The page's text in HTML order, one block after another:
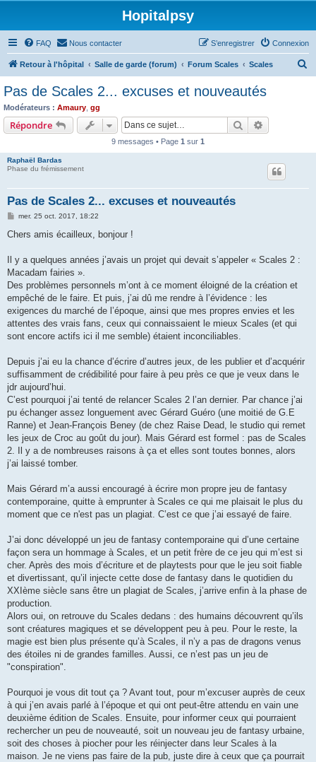
Hopitalpsy
FAQ Nous contacter Connexion
S’enregistrer
Retour à l'hôpital Salle de garde (forum) Forum Scales Scales
Pas de Scales 2... excuses et nouveautés
Modérateurs : Amaury gg
Répondre Rechercher
9 messages • Page 1 sur 1
Raphaël Bardas
Phase du frémissement
Pas de Scales 2... excuses et nouveautés
M
s
g
e
mer. 25 oct. 2017, 18:22
Chers amis écailleux, bonjour !
Il y a quelques années j’avais un projet qui devait s’appeler « Scales 2 :
Macadam fairies ».
Des problèmes personnels m’ont à ce moment éloigné de la création et
empêché de le faire. Et puis, j’ai dû me rendre à l’évidence : les
exigences du marché de l’époque, ainsi que mes propres envies et les
attentes des vrais fans, ceux qui connaissaient le mieux Scales (et qui
sont encore actifs ici il me semble) étaient inconciliables.
Depuis j’ai eu la chance d’écrire d’autres jeux, de les publier et d’acquérir
suffisamment de crédibilité pour faire à peu près ce que je veux dans le
jdr aujourd’hui.
C’est pourquoi j’ai tenté de relancer Scales 2 l’an dernier. Par chance j’ai
pu échanger assez longuement avec Gérard Guéro (une moitié de G.E
Ranne) et Jean-François Beney (de chez Raise Dead, le studio qui remet
les jeux de Croc au goût du jour). Mais Gérard est formel : pas de Scales
2. Il y a de nombreuses raisons à ça et elles sont toutes bonnes, alors
j’ai laissé tomber.
Mais Gérard m’a aussi encouragé à écrire mon propre jeu de fantasy
contemporaine, quitte à emprunter à Scales ce qui me plaisait le plus du
moment que ce n'est pas un plagiat. C’est ce que j’ai essayé de faire.
J’ai donc développé un jeu de fantasy contemporaine qui d’une certaine
façon sera un hommage à Scales, et un petit frère de ce jeu qui m’est si
cher. Après des mois d’écriture et de playtests pour que le jeu soit fiable
et divertissant, qu’il injecte cette dose de fantasy dans le quotidien du
XXIème siècle sans être un plagiat de Scales, j’arrive enfin à la phase de
production.
Alors oui, on retrouve du Scales dedans : des humains découvrent qu’ils
sont créatures magiques et se développent peu à peu. Pour le reste, la
magie est bien plus présente qu’à Scales, il n’y a pas de dragons venus
des étoiles ni de grandes familles. Aussi, ce n’est pas un jeu de
"conspiration".
Pourquoi je vous dit tout ça ? Avant tout, pour m’excuser auprès de ceux
à qui j’en avais parlé à l’époque et qui ont peut-être attendu en vain une
deuxième édition de Scales. Ensuite, pour informer ceux qui pourraient
rechercher un peu de nouveauté, soit un nouveau jeu de fantasy urbaine,
soit des choses à piocher pour les réinjecter dans leur Scales à la
maison. Je ne viens pas faire de la pub, juste dire à ceux que ça pourrait